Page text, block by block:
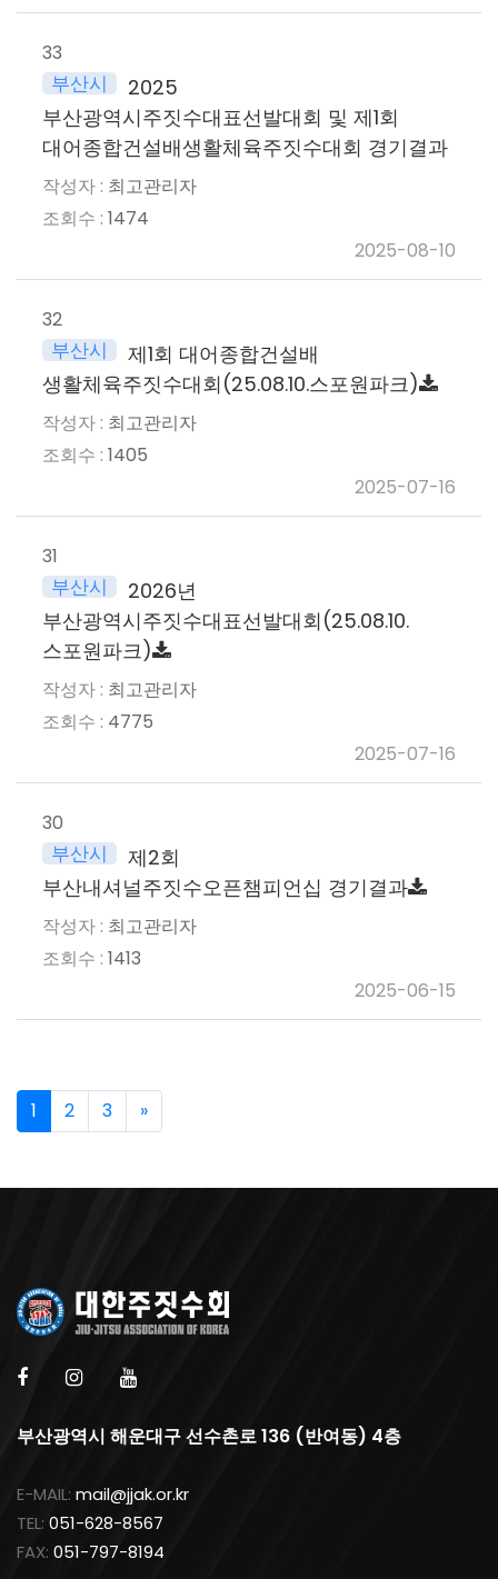
33
부산시
2025
부산광역시주짓수대표선발대회 및 제1회
대어종합건설배생활체육주짓수대회 경기결과
최고관리자
1474
2025-08-10
32
부산시
제1회 대어종합건설배
생활체육주짓수대회(25.08.10.스포원파크)
최고관리자
1405
2025-07-16
31
부산시
2026년
부산광역시주짓수대표선발대회(25.08.10.
스포원파크)
최고관리자
4775
2025-07-16
30
부산시
제2회
부산내셔널주짓수오픈챔피언십 경기결과
최고관리자
1413
2025-06-15
1 2 3 »
부산광역시 해운대구 선수촌로 136 (반여동) 4층
E-MAIL: mail@jjak.or.kr
TEL: 051-628-8567
FAX: 051-797-8194